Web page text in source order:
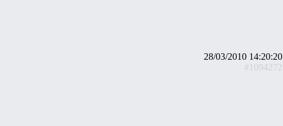
28/03/2010 14:20:20
#1094272